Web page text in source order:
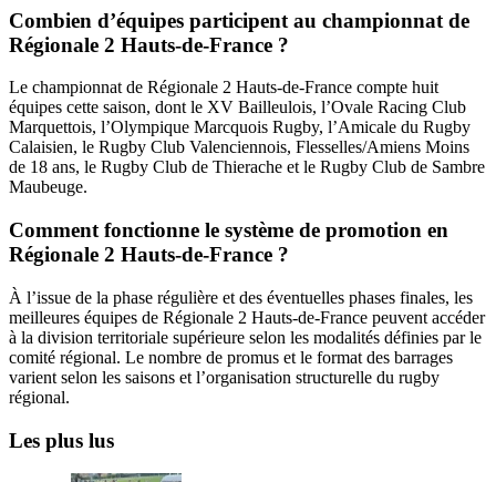
Combien d’équipes participent au championnat de
Régionale 2 Hauts-de-France ?
Le championnat de Régionale 2 Hauts-de-France compte huit
équipes cette saison, dont le XV Bailleulois, l’Ovale Racing Club
Marquettois, l’Olympique Marcquois Rugby, l’Amicale du Rugby
Calaisien, le Rugby Club Valenciennois, Flesselles/Amiens Moins
de 18 ans, le Rugby Club de Thierache et le Rugby Club de Sambre
Maubeuge.
Comment fonctionne le système de promotion en
Régionale 2 Hauts-de-France ?
À l’issue de la phase régulière et des éventuelles phases finales, les
meilleures équipes de Régionale 2 Hauts-de-France peuvent accéder
à la division territoriale supérieure selon les modalités définies par le
comité régional. Le nombre de promus et le format des barrages
varient selon les saisons et l’organisation structurelle du rugby
régional.
Les plus lus